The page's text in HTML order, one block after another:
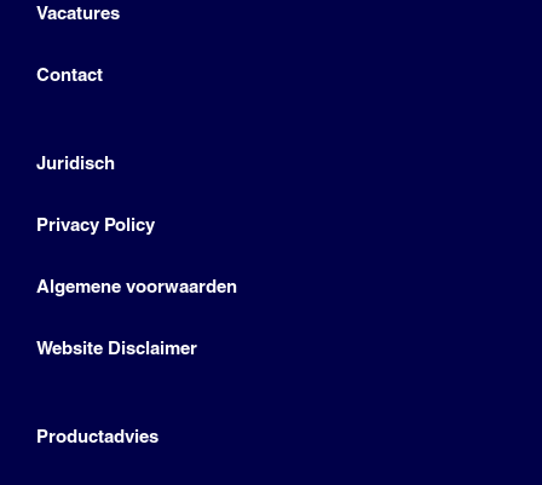
Vacatures
Contact
Juridisch
Privacy Policy
Algemene voorwaarden
Website Disclaimer
Productadvies